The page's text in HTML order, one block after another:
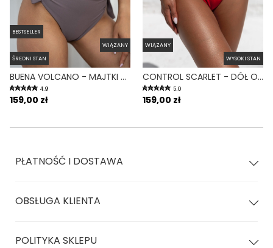
BESTSELLER
WIĄZANY
ŚREDNI STAN
BUENA VOLCANO - MAJTKI KĄPIELOWE WIĄZANE FIOLETOWY
4.9
159,00 zł
WIĄZANY
WYSOKI STAN
CONTROL SCARLET - DÓŁ OD BIKINI WYSOKI STAN WIĄZANY WYCIĘTY CZERWONY
5.0
159,00 zł
PŁATNOŚĆ I DOSTAWA
OBSŁUGA KLIENTA
POLITYKA SKLEPU